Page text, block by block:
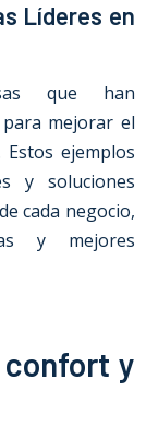
Líderes en
que han
mejorar el
ejemplos
y soluciones
cada negocio,
y mejores
confort y